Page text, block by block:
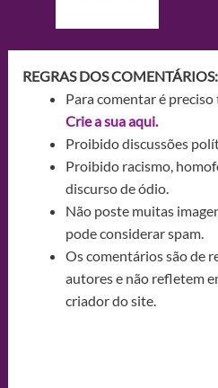
REGRAS DOS COMENTÁRIOS:
Para comentar é
Crie a sua aqui.
Proibido discussões
Proibido racismo,
discurso de ódio.
Não poste muitas
pode considerar spam.
Os comentários são de
autores e não refletem
criador do site.